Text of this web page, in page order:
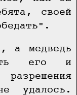
своей
а медведь
его и
удалось.